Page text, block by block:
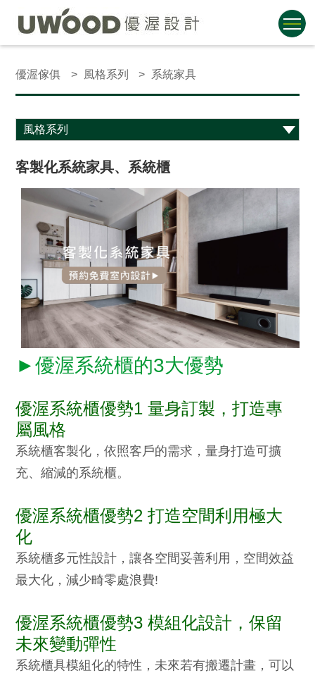
優渥傢俱 風格系列 系統家具
客製化系統家具、系統櫃
►優渥系統櫃的3大優勢
優渥系統櫃優勢1 量身訂製，打造專
屬風格
系統櫃客製化，依照客戶的需求，量身打造可擴
充、縮減的系統櫃。
優渥系統櫃優勢2 打造空間利用極大
化
系統櫃多元性設計，讓各空間妥善利用，空間效益
最大化，減少畸零處浪費!
優渥系統櫃優勢3 模組化設計，保留
未來變動彈性
系統櫃具模組化的特性，未來若有搬遷計畫，可以